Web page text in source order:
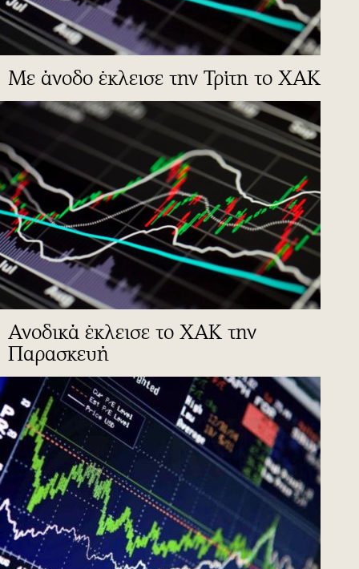
Με άνοδο έκλεισε την Τρίτη το ΧΑΚ
Ανοδικά έκλεισε το ΧΑΚ την
Παρασκευή